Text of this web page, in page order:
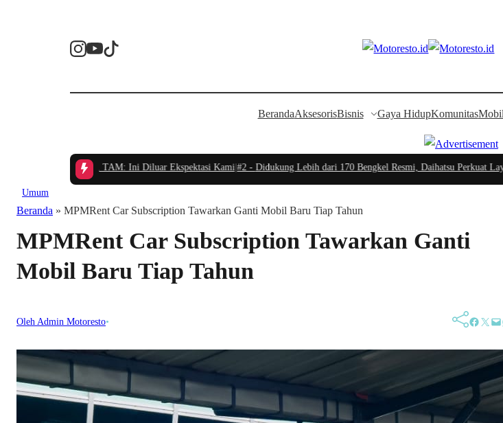
BerandaAksesorisBisnis Gaya HidupKomunitasMobil
Land Crusier FJ, TAM: Ini Diluar Ekspektasi Kami| #2 -Didukung Lebih dari 170 Bengkel Resmi, Daihatsu Perkuat Layanan
Umum
Beranda » MPMRent Car Subscription Tawarkan Ganti Mobil Baru Tiap Tahun
MPMRent Car Subscription Tawarkan Ganti
Mobil Baru Tiap Tahun
Oleh Admin Motoresto• Facebook Twitter Mail